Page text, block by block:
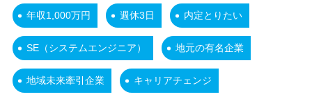
年収1,000万円 週休3日 内定とりたい
SE（システムエンジニア） 地元の有名企業
地域未来牽引企業 キャリアチェンジ